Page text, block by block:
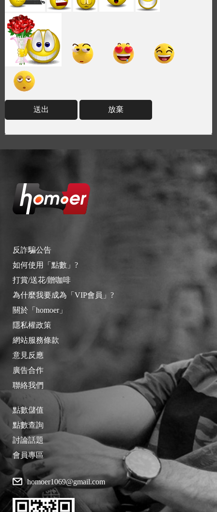
送出 放棄
反詐騙公告
如何使用「點數」?
打賞/送花/贈咖啡
為什麼我要成為「VIP會員」?
關於「homoer」
隱私權政策
網站服務條款
意見反應
廣告合作
聯絡我們
點數儲值
點數查詢
討論話題
會員專區
homoer1069@gmail.com